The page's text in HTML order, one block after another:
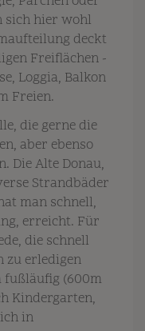
sich hier wohl
deckt
Freiflächen -
Loggia, Balkon
Freien.
die gerne die
aber ebenso
Die Alte Donau,
Strandbäder
man schnell,
erreicht. Für
die schnell
zu erledigen
fußläufig (600m
Kindergarten,
in